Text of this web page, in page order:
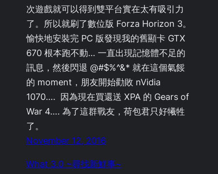
次遊戲就可以得到雙平台實在太有吸引力
了。所以就刷了數位版 Forza Horizon 3。
愉快地安裝完 PC 版發現我的舊顯卡 GTX
670 根本跑不動… 一直出現記憶體不足的
訊息，然後閃退 @#$%^&* 就在這個氣餒
的 moment，朋友開始勸敗 nVidia
1070…. 因為現在買還送 XPA 的 Gears of
War 4…. 為了這群戰友，荷包君只好犧牲
了。
November 12, 2016
What 3.0 ~尋找新鮮事~